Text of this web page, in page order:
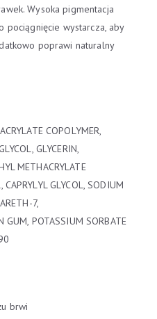
Wysoka pigmentacja
pociągnięcie wystarcza, aby
poprawi naturalny
COPOLYMER,
GLYCERIN,
METHACRYLATE
GLYCOL, SODIUM
7,
GUM, POTASSIUM SORBATE
brwi